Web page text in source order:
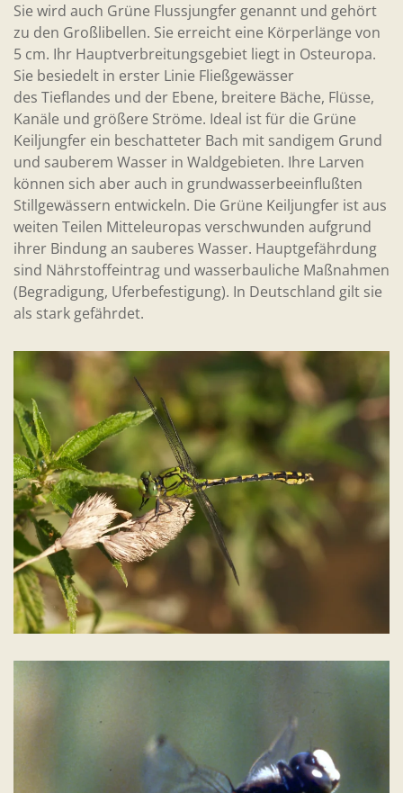
Sie wird auch Grüne Flussjungfer genannt und gehört
zu den Großlibellen. Sie erreicht eine Körperlänge von
5 cm. Ihr Hauptverbreitungsgebiet liegt in Osteuropa.
Sie besiedelt in erster Linie Fließgewässer
des Tieflandes und der Ebene, breitere Bäche, Flüsse,
Kanäle und größere Ströme. Ideal ist für die Grüne
Keiljungfer ein beschatteter Bach mit sandigem Grund
und sauberem Wasser in Waldgebieten. Ihre Larven
können sich aber auch in grundwasserbeeinflußten
Stillgewässern entwickeln. Die Grüne Keiljungfer ist aus
weiten Teilen Mitteleuropas verschwunden aufgrund
ihrer Bindung an sauberes Wasser. Hauptgefährdung
sind Nährstoffeintrag und wasserbauliche Maßnahmen
(Begradigung, Uferbefestigung). In Deutschland gilt sie
als stark gefährdet.